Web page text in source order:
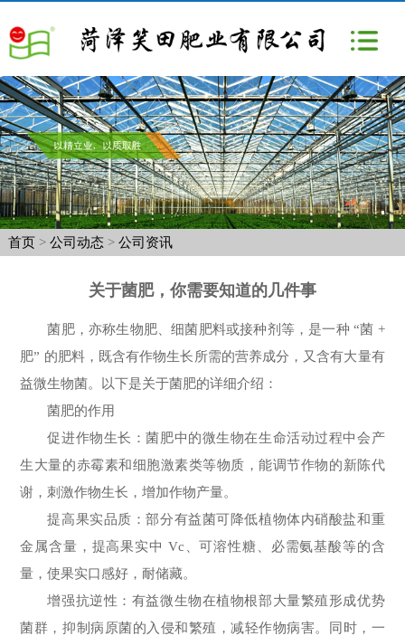
首页> 公司动态> 公司资讯
关于菌肥，你需要知道的几件事
菌肥，亦称生物肥、细菌肥料或接种剂等，是一种 “菌 +
肥” 的肥料，既含有作物生长所需的营养成分，又含有大量有
益微生物菌。以下是关于菌肥的详细介绍：
菌肥的作用
促进作物生长：菌肥中的微生物在生命活动过程中会产
生大量的赤霉素和细胞激素类等物质，能调节作物的新陈代
谢，刺激作物生长，增加作物产量。
提高果实品质：部分有益菌可降低植物体内硝酸盐和重
金属含量，提高果实中 Vc、可溶性糖、必需氨基酸等的含
量，使果实口感好，耐储藏。
增强抗逆性：有益微生物在植物根部大量繁殖形成优势
菌群，抑制病原菌的入侵和繁殖，减轻作物病害。同时，一